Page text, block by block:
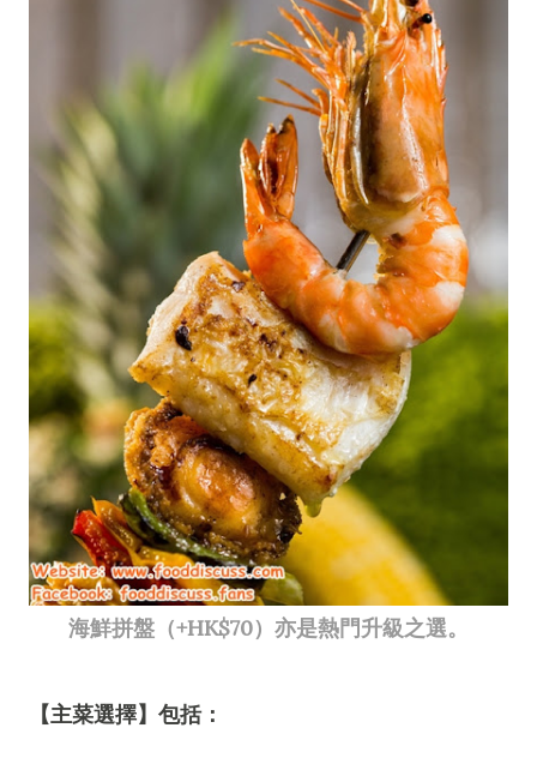
海鮮拼盤（+HK$70）亦是熱門升級之選。
【主菜選擇】包括：